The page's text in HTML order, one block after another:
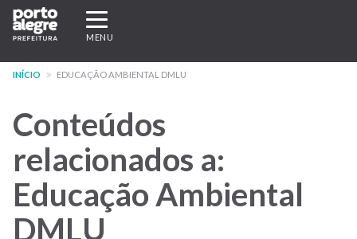
Pular
para
conteúdo
Expandir/recolher
navegação
MENU
INÍCIO EDUCAÇÃO AMBIENTAL DMLU
Conteúdos
relacionados a:
Educação Ambiental
DMLU